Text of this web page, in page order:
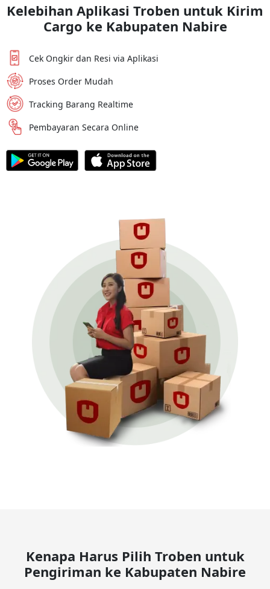
Kelebihan Aplikasi Troben untuk Kirim
Cargo ke Kabupaten Nabire
Cek Ongkir dan Resi via Aplikasi
Proses Order Mudah
Tracking Barang Realtime
Pembayaran Secara Online
Kenapa Harus Pilih Troben untuk
Pengiriman ke Kabupaten Nabire